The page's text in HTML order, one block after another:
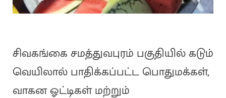
சிவகங்கை சமத்துவபுரம் பகுதியில் கடும்
வெயிலால் பாதிக்கப்பட்ட பொதுமக்கள்,
வாகன ஓட்டிகள் மற்றும்